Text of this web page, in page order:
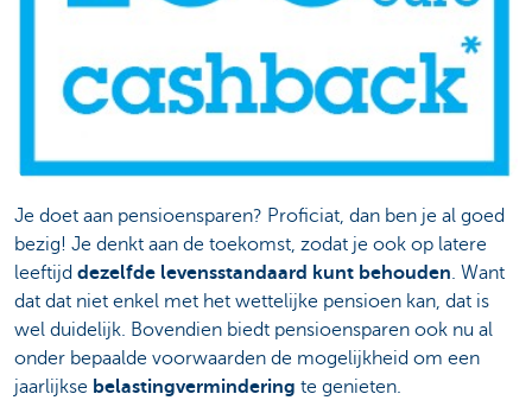
Je doet aan pensioensparen? Proficiat, dan ben je al goed
bezig! Je denkt aan de toekomst, zodat je ook op latere
leeftijd dezelfde levensstandaard kunt behouden. Want
dat dat niet enkel met het wettelijke pensioen kan, dat is
wel duidelijk. Bovendien biedt pensioensparen ook nu al
onder bepaalde voorwaarden de mogelijkheid om een
jaarlijkse belastingvermindering te genieten.